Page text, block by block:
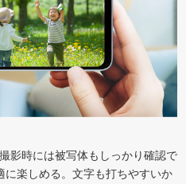
影時には被写体もしっかり確認で
に楽しめる。文字も打ちやすいか